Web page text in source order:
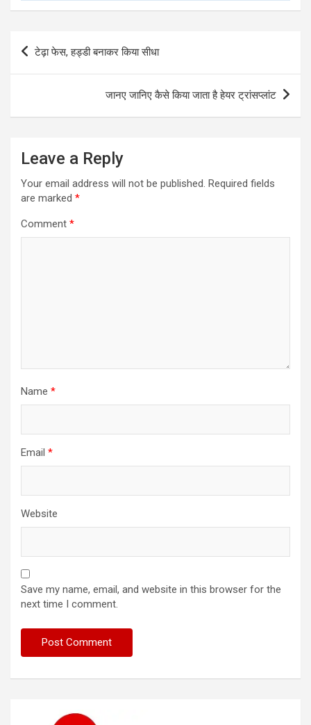
Post
navigation
टेढ़ा फेस, हड्डी बनाकर किया सीधा
जानए जानिए कैसे किया जाता है हेयर ट्रांसप्लांट
Leave a Reply
Your email address will not be published. Required fields
are marked *
Comment *
Name *
Email *
Website
Save my name, email, and website in this browser for the
next time I comment.